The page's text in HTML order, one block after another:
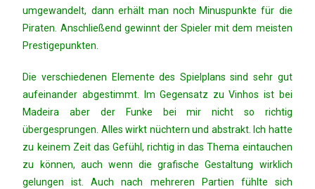
umgewandelt, dann erhält man noch Minuspunkte für die
Piraten. Anschließend gewinnt der Spieler mit dem meisten
Prestigepunkten.
Die verschiedenen Elemente des Spielplans sind sehr gut
aufeinander abgestimmt. Im Gegensatz zu Vinhos ist bei
Madeira aber der Funke bei mir nicht so richtig
übergesprungen. Alles wirkt nüchtern und abstrakt. Ich hatte
zu keinem Zeit das Gefühl, richtig in das Thema eintauchen
zu können, auch wenn die grafische Gestaltung wirklich
gelungen ist. Auch nach mehreren Partien fühlte sich